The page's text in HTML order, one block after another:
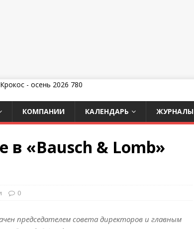
КОМПАНИИ КАЛЕНДАРЬ ЖУРНАЛЫ
в «Bausch & Lomb»
0
председателем совета директоров и главным